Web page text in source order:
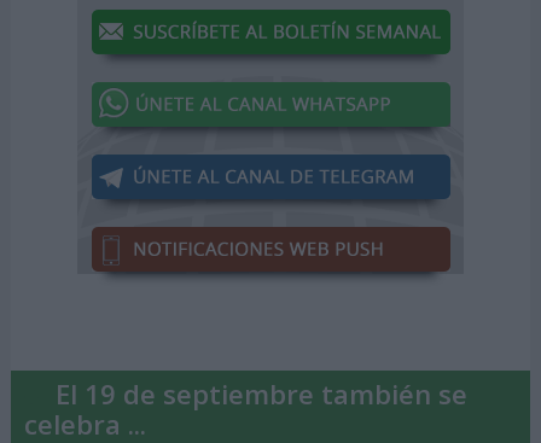
El 19 de septiembre también se
celebra ...